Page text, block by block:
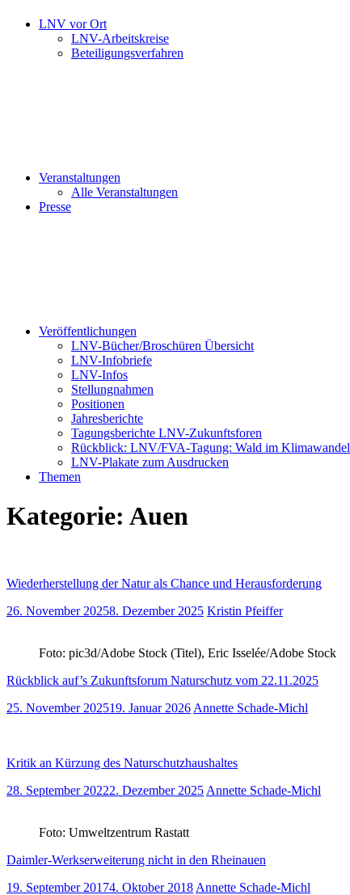
LNV vor Ort
LNV-Arbeitskreise
Beteiligungsverfahren
Veranstaltungen
Alle Veranstaltungen
Presse
Veröffentlichungen
LNV-Bücher/Broschüren Übersicht
LNV-Infobriefe
LNV-Infos
Stellungnahmen
Positionen
Jahresberichte
Tagungsberichte LNV-Zukunftsforen
Rückblick: LNV/FVA-Tagung: Wald im Klimawandel
LNV-Plakate zum Ausdrucken
Themen
Kategorie: Auen
Wiederherstellung der Natur als Chance und Herausforderung
26. November 20258. Dezember 2025 Kristin Pfeiffer
Foto: pic3d/Adobe Stock (Titel), Eric Isselée/Adobe Stock
Rückblick auf’s Zukunftsforum Naturschutz vom 22.11.2025
25. November 202519. Januar 2026 Annette Schade-Michl
Kritik an Kürzung des Naturschutzhaushaltes
28. September 20222. Dezember 2025 Annette Schade-Michl
Foto: Umweltzentrum Rastatt
Daimler-Werkserweiterung nicht in den Rheinauen
19. September 20174. Oktober 2018 Annette Schade-Michl